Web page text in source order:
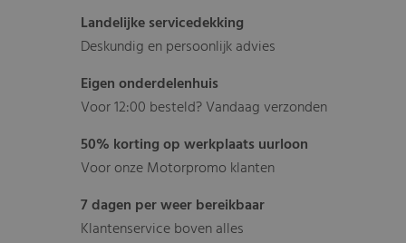
Landelijke servicedekking
Deskundig en persoonlijk advies
Eigen onderdelenhuis
Voor 12:00 besteld? Vandaag verzonden
50% korting op werkplaats uurloon
Voor onze Motorpromo klanten
7 dagen per weer bereikbaar
Klantenservice boven alles